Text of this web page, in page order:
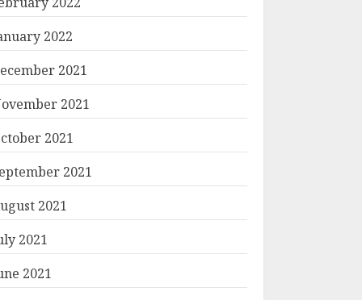
2022
2021
2021
2021
2021
2021
2021
2021